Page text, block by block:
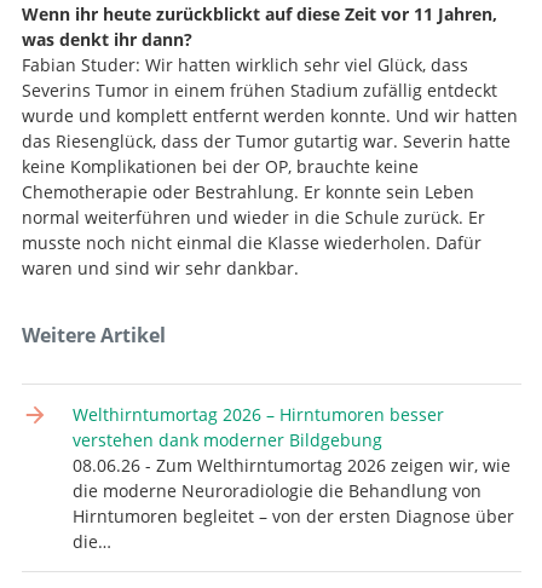
Wenn ihr heute zurückblickt auf diese Zeit vor 11 Jahren,
was denkt ihr dann?
Fabian Studer: Wir hatten wirklich sehr viel Glück, dass
Severins Tumor in einem frühen Stadium zufällig entdeckt
wurde und komplett entfernt werden konnte. Und wir hatten
das Riesenglück, dass der Tumor gutartig war. Severin hatte
keine Komplikationen bei der OP, brauchte keine
Chemotherapie oder Bestrahlung. Er konnte sein Leben
normal weiterführen und wieder in die Schule zurück. Er
musste noch nicht einmal die Klasse wiederholen. Dafür
waren und sind wir sehr dankbar.
Weitere Artikel
Welthirntumortag 2026 – Hirntumoren besser
verstehen dank moderner Bildgebung
08.06.26 - Zum Welthirntumortag 2026 zeigen wir, wie
die moderne Neuroradiologie die Behandlung von
Hirntumoren begleitet – von der ersten Diagnose über
die…